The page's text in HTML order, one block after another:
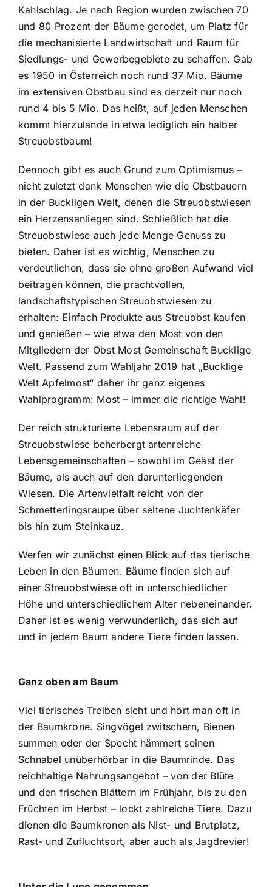
Kahlschlag. Je nach Region wurden zwischen 70
und 80 Prozent der Bäume gerodet, um Platz für
die mechanisierte Landwirtschaft und Raum für
Siedlungs- und Gewerbegebiete zu schaffen. Gab
es 1950 in Österreich noch rund 37 Mio. Bäume
im extensiven Obstbau sind es derzeit nur noch
rund 4 bis 5 Mio. Das heißt, auf jeden Menschen
kommt hierzulande in etwa lediglich ein halber
Streuobstbaum!
Dennoch gibt es auch Grund zum Optimismus –
nicht zuletzt dank Menschen wie die Obstbauern
in der Buckligen Welt, denen die Streuobstwiesen
ein Herzensanliegen sind. Schließlich hat die
Streuobstwiese auch jede Menge Genuss zu
bieten. Daher ist es wichtig, Menschen zu
verdeutlichen, dass sie ohne großen Aufwand viel
beitragen können, die prachtvollen,
landschaftstypischen Streuobstwiesen zu
erhalten: Einfach Produkte aus Streuobst kaufen
und genießen – wie etwa den Most von den
Mitgliedern der Obst Most Gemeinschaft Bucklige
Welt. Passend zum Wahljahr 2019 hat „Bucklige
Welt Apfelmost“ daher ihr ganz eigenes
Wahlprogramm: Most – immer die richtige Wahl!
Der reich strukturierte Lebensraum auf der
Streuobstwiese beherbergt artenreiche
Lebensgemeinschaften – sowohl im Geäst der
Bäume, als auch auf den darunterliegenden
Wiesen. Die Artenvielfalt reicht von der
Schmetterlingsraupe über seltene Juchtenkäfer
bis hin zum Steinkauz.
Werfen wir zunächst einen Blick auf das tierische
Leben in den Bäumen. Bäume finden sich auf
einer Streuobstwiese oft in unterschiedlicher
Höhe und unterschiedlichem Alter nebeneinander.
Daher ist es wenig verwunderlich, das sich auf
und in jedem Baum andere Tiere finden lassen.
Ganz oben am Baum
Viel tierisches Treiben sieht und hört man oft in
der Baumkrone. Singvögel zwitschern, Bienen
summen oder der Specht hämmert seinen
Schnabel unüberhörbar in die Baumrinde. Das
reichhaltige Nahrungsangebot – von der Blüte
und den frischen Blättern im Frühjahr, bis zu den
Früchten im Herbst – lockt zahlreiche Tiere. Dazu
dienen die Baumkronen als Nist- und Brutplatz,
Rast- und Zufluchtsort, aber auch als Jagdrevier!